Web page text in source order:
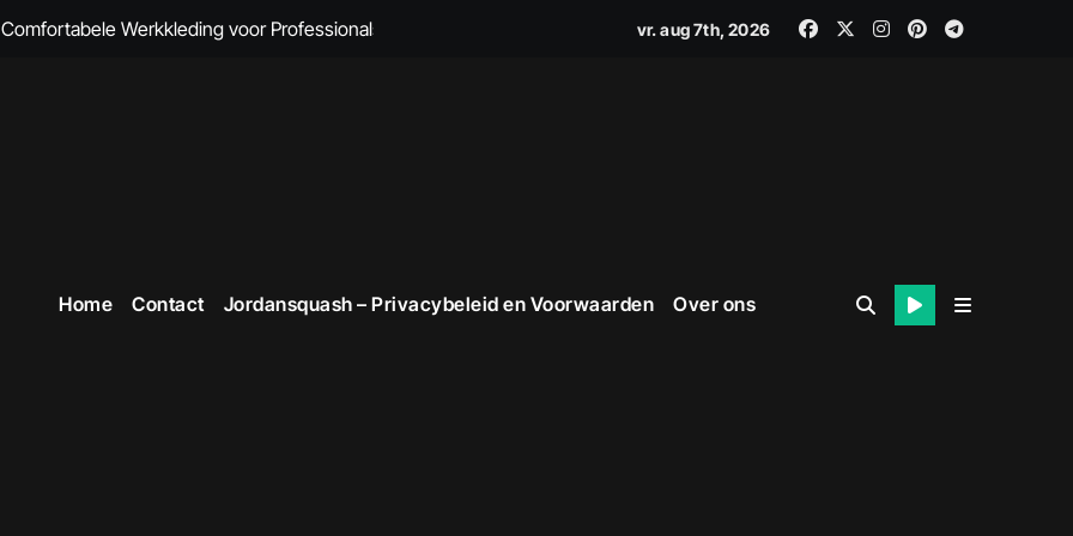
Werkkleding voor Professionals
Kleding
Overall Kopen voor Elke Gelegenheid
voor Dames
Veiligheid in Stijl
voor Stijlvolle en Functionele Outfits op de Werkvloer
Uitstraling op het Werk
Werkkleding in België
vr. aug 7th, 2026
Home Contact Jordansquash – Privacybeleid en Voorwaarden Over ons